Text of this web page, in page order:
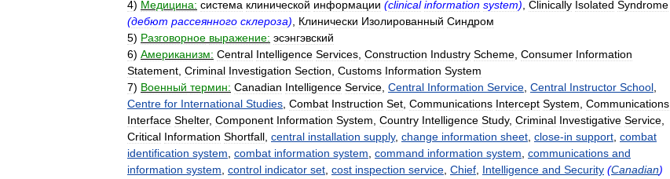
4) Медицина: система клинической информации (clinical information system) Clinically Isolated Syndrome
(дебют рассеянного склероза) Клинически Изолированный Синдром
5) Разговорное выражение: эсэнгэвский
6) Американизм: Central Intelligence Services Construction Industry Scheme Consumer Information
Statement Criminal Investigation Section Customs Information System
7) Военный термин: Canadian Intelligence Service Central Information Service Central Instructor School
Centre for International Studies Combat Instruction Set Communications Intercept System Communications
Interface Shelter, Component Information System Country Intelligence Study, Criminal Investigative Service
Critical Information Shortfall central installation supply, change information sheet close-in support combat
identification system combat information system command information system communications and
information system control indicator set cost inspection service Chief Intelligence and Security (Canadian)